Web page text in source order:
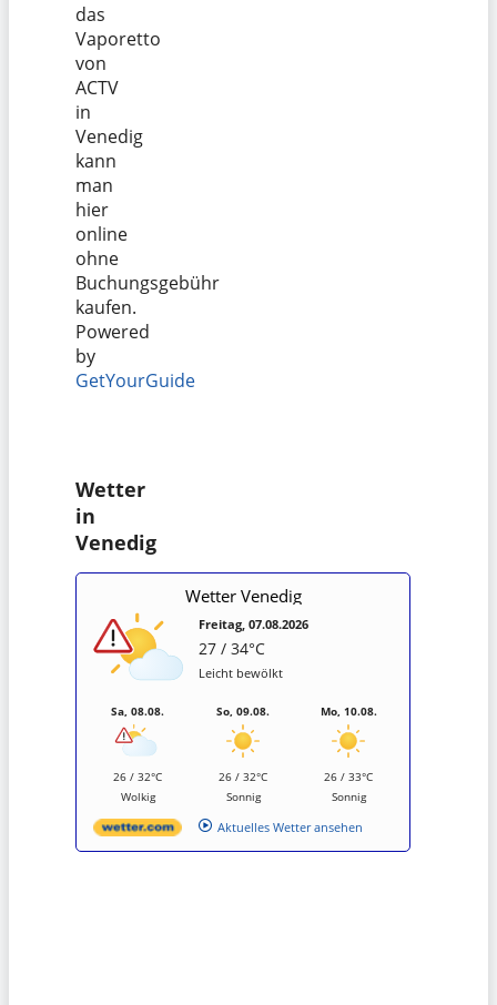
das
Vaporetto
von
ACTV
in
Venedig
kann
man
hier
online
ohne
Buchungsgebühr
kaufen.
Powered
by
GetYourGuide
Wetter
in
Venedig
Wetter Venedig
Freitag, 07.08.2026
27 / 34°C
Leicht bewölkt
Sa, 08.08.
26 / 32°C
Wolkig
So, 09.08.
26 / 32°C
Sonnig
Mo, 10.08.
26 / 33°C
Sonnig
Aktuelles Wetter ansehen